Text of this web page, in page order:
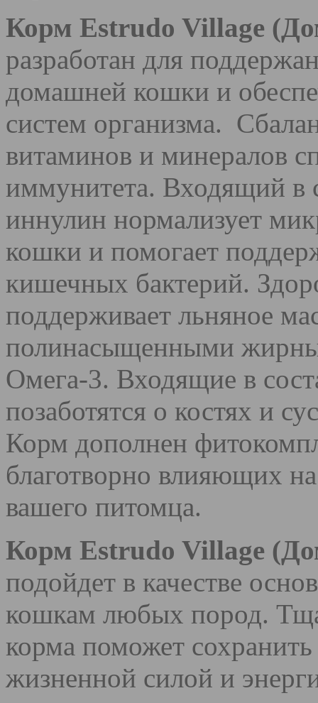
Корм Estrudo Village
разработан для
домашней кошки и
систем организма.
витаминов и минералов
иммунитета. Входящий в
иннулин нормализует
кошки и помогает
кишечных бактерий.
поддерживает льняное
полинасыщенными
Омега-3. Входящие в
позаботятся о костях и
Корм дополнен
благотворно влияющих
вашего питомца.
Корм Estrudo Village
подойдет в качестве
кошкам любых пород.
корма поможет
жизненной силой и